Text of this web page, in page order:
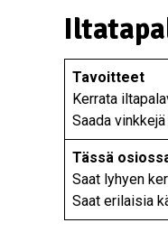
Tavoitteet
Kerrata
Saada
Tässä
Saat lyhyen
Saat erilaisia